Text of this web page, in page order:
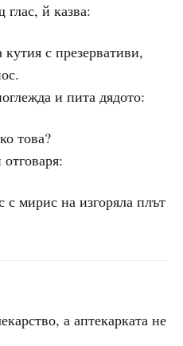
глас, й казва:
с презервативи,
и пита дядото:
това?
с мирис на изгоряла плът
а аптекарката не